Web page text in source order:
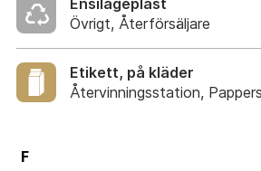
Ensilageplast
Övrigt, Återförsäljare
Etikett, på kläder
Återvinningsstation,
F